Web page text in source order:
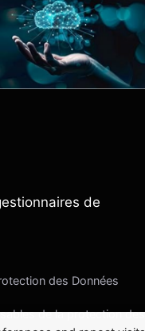
de
des Données
de la protection des